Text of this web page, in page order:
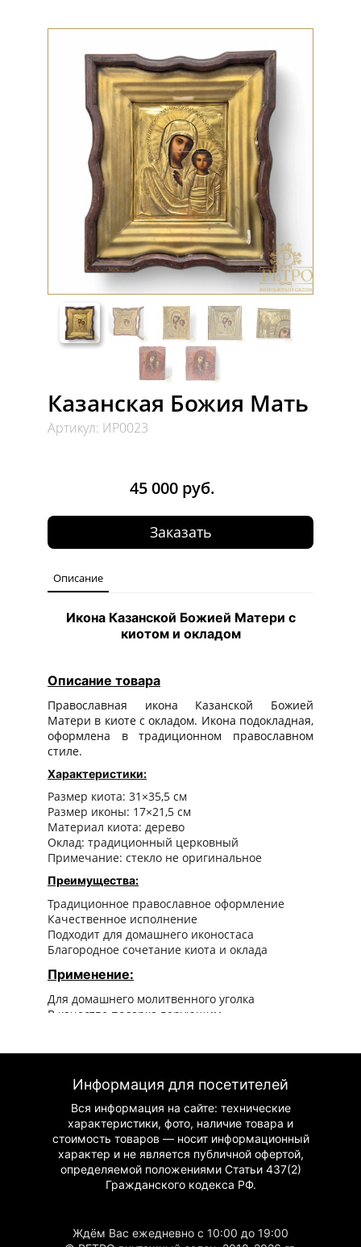
Казанская Божия Мать
Артикул: ИР0023
45 000 руб.
Заказать
Описание
Икона Казанской Божией Матери с
киотом и окладом
Описание товара
Православная икона Казанской Божией
Матери в киоте с окладом. Икона подокладная,
оформлена в традиционном православном
стиле.
Характеристики:
Размер киота: 31×35,5 см
Размер иконы: 17×21,5 см
Материал киота: дерево
Оклад: традиционный церковный
Примечание: стекло не оригинальное
Преимущества:
Традиционное православное оформление
Качественное исполнение
Подходит для домашнего иконостаса
Благородное сочетание киота и оклада
Применение:
Для домашнего молитвенного уголка
В качестве подарка верующим
Информация для посетителей
Вся информация на сайте: технические
характеристики, фото, наличие товара и
стоимость товаров — носит информационный
характер и не является публичной офертой,
определяемой положениями Статьи 437(2)
Гражданскогокодекса РФ.
Ждём Вас ежедневно с 10:00 до 19:00